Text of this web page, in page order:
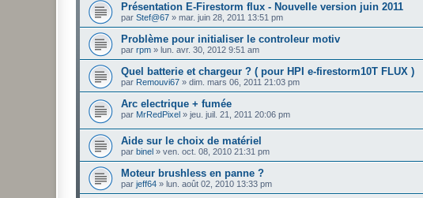
Présentation E-Firestorm flux - Nouvelle version juin 2011
par Stef@67 » mar. juin 28, 2011 13:51 pm
Problème pour initialiser le controleur motiv
par rpm » lun. avr. 30, 2012 9:51 am
Quel batterie et chargeur ? ( pour HPI e-firestorm10T FLUX )
par Remouvi67 » dim. mars 06, 2011 21:03 pm
Arc electrique + fumée
par MrRedPixel » jeu. juil. 21, 2011 20:06 pm
Aide sur le choix de matériel
par binel » ven. oct. 08, 2010 21:31 pm
Moteur brushless en panne ?
par jeff64 » lun. août 02, 2010 13:33 pm